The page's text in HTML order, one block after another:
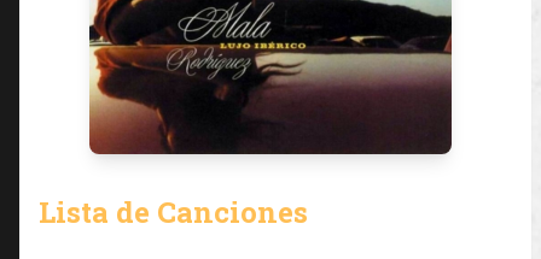
Lista de Canciones